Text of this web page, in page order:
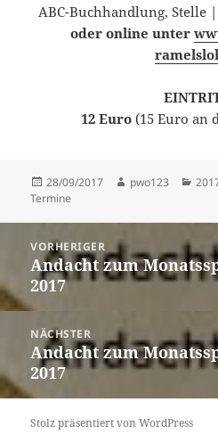
ABC-Buchhandlung, Stelle
oder online unter
12 Euro (15 Euro an
Veröffentlicht
am
28/09/2017 Autor
pwo123
Termine
VORHERIGER
Vorheriger
Beitrag:
Andacht zum
2017
NÄCHSTER
Nächster
Beitrag:
Andacht zum
2017
Stolz präsentiert von WordPress